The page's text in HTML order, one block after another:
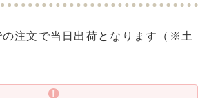
注文で当日出荷となります（※土